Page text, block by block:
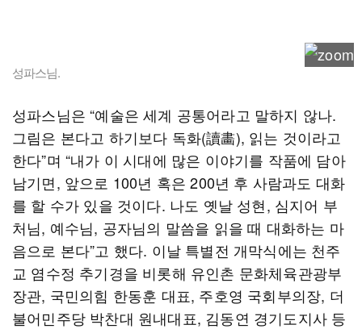
성파스님.
성파스님은 “예술은 세계 공통어라고 말하지 않나.
그림은 본다고 하기보다 독화(讀畵), 읽는 것이라고
한다”며 “내가 이 시대에 많은 이야기를 작품에 담아
남기면, 앞으로 100년 혹은 200년 후 사람과도 대화
를 할 수가 있을 것이다. 나도 옛날 성현, 심지어 부
처님, 예수님, 공자님의 말씀을 읽을 때 대화하는 마
음으로 본다”고 했다. 이날 특별전 개막식에는 천주
교 염수정 추기경을 비롯해 유인촌 문화체육관광부
장관, 국민의힘 한동훈 대표, 주호영 국회부의장, 더
불어민주당 박찬대 원내대표, 김동연 경기도지사 등